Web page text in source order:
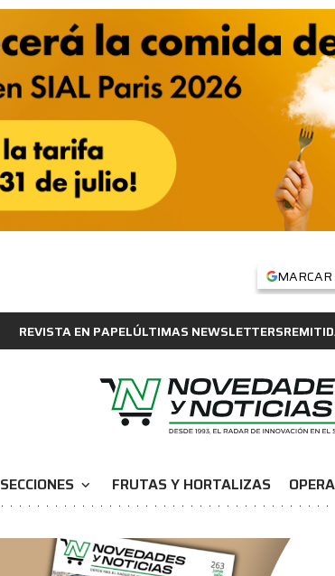
MARCAR
REVISTA EN PAPELÚLTIMAS NEWSLETTERS
SECCIONES expand_more FRUTAS Y HORTALIZAS